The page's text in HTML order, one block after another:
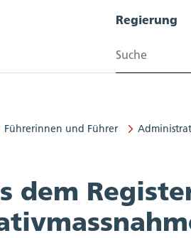
Regierung
Suchen
Führerinnen und Führer
dem